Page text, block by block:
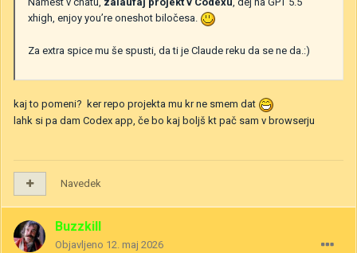
xhigh, enjoy you’re oneshot biločesa.
Za extra spice mu še spusti, da ti je Claude reku da se ne da.:)
kaj to pomeni? ker repo projekta mu kr ne smem dat
lahk si pa dam Codex app, če bo kaj boljš kt pač sam v browserju
Navedek
Buzzkill
Objavljeno 12. maj 2026